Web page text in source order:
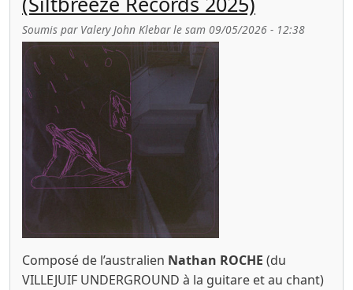
Soumis par Valery John Klebarle sam 09/05/2026 - 12:38
Composé de l’australien Nathan ROCHE (du
VILLEJUIF UNDERGROUND à la guitare et au chant)